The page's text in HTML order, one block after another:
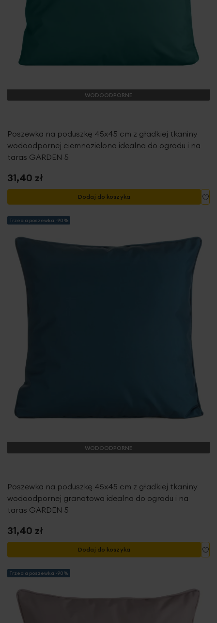
WODOODPORNE
Poszewka na poduszkę 45x45 cm z gładkiej tkaniny
wodoodpornej ciemnozielona idealna do ogrodu i na
taras GARDEN 5
31,40 zł
Dodaj do koszyka
Trzecia poszewka -90%
WODOODPORNE
Poszewka na poduszkę 45x45 cm z gładkiej tkaniny
wodoodpornej granatowa idealna do ogrodu i na
taras GARDEN 5
31,40 zł
Dodaj do koszyka
Trzecia poszewka -90%